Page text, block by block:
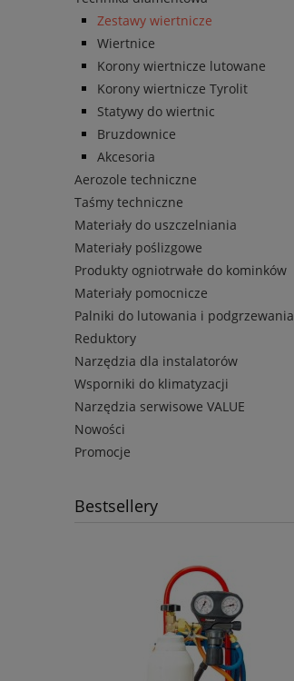
Zestawy wiertnicze
Wiertnice
Korony wiertnicze lutowane
Korony wiertnicze Tyrolit
Statywy do wiertnic
Bruzdownice
Akcesoria
Aerozole techniczne
Taśmy techniczne
Materiały do uszczelniania
Materiały poślizgowe
Produkty ogniotrwałe do kominków
Materiały pomocnicze
Palniki do lutowania i podgrzewania
Reduktory
Narzędzia dla instalatorów
Wsporniki do klimatyzacji
Narzędzia serwisowe VALUE
Nowości
Promocje
Bestsellery